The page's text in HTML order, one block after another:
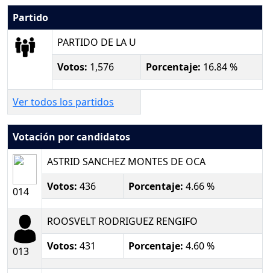
Partido
PARTIDO DE LA U
Votos: 1,576 Porcentaje: 16.84 %
Ver todos los partidos
Votación por candidatos
014
ASTRID SANCHEZ MONTES DE OCA
Votos: 436 Porcentaje: 4.66 %
013
ROOSVELT RODRIGUEZ RENGIFO
Votos: 431 Porcentaje: 4.60 %